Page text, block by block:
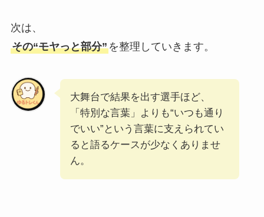
次は、
その“モヤっと部分”を整理していきます。
大舞台で結果を出す選手ほど、
「特別な言葉」よりも“いつも通り
でいい”という言葉に支えられてい
ると語るケースが少なくありませ
ん。